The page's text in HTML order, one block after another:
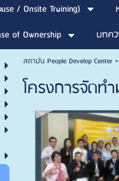
/ Onsite Training)
of Ownership
บทค
สถาบัน People Develop Center>
โครงการจัด